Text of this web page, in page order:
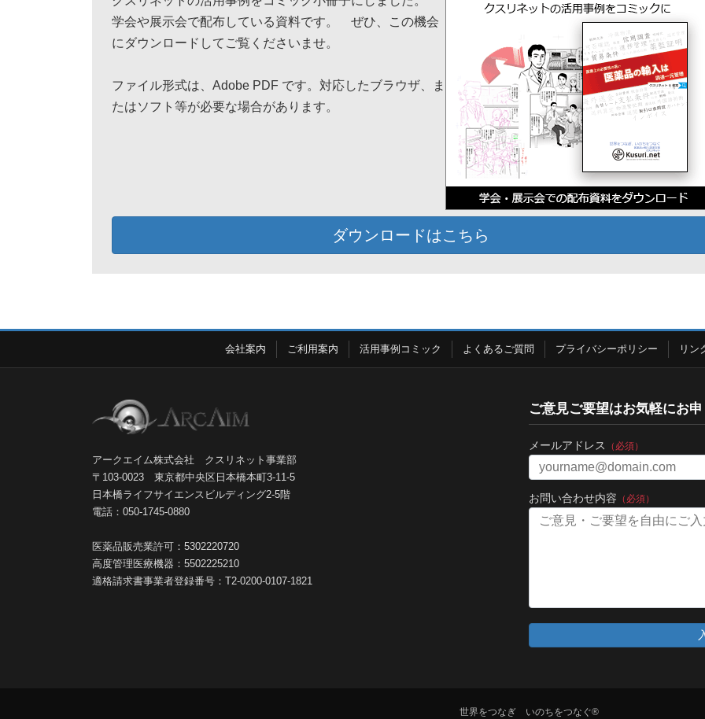
学会や展示会で配布している資料です。 ぜひ、この機会
にダウンロードしてご覧くださいませ。
ファイル形式は、Adobe PDF です。対応したブラウザ、ま
たはソフト等が必要な場合があります。
ダウンロードはこちら
会社案内 ご利用案内 活用事例コミック よくあるご質問 プライバシーポリシー リン
アークエイム株式会社 クスリネット事業部
〒103-0023 東京都中央区日本橋本町3-11-5
日本橋ライフサイエンスビルディング2-5階
電話：050-1745-0880
医薬品販売業許可：5302220720
高度管理医療機器：5502225210
適格請求書事業者登録番号：T2-0200-0107-1821
ご意見ご要望はお気軽にお
メールアドレス （必須）
お問い合わせ内容 （必須）
世界をつなぎ いのちをつなぐ®